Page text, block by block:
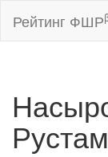
Рейтинг ФШР